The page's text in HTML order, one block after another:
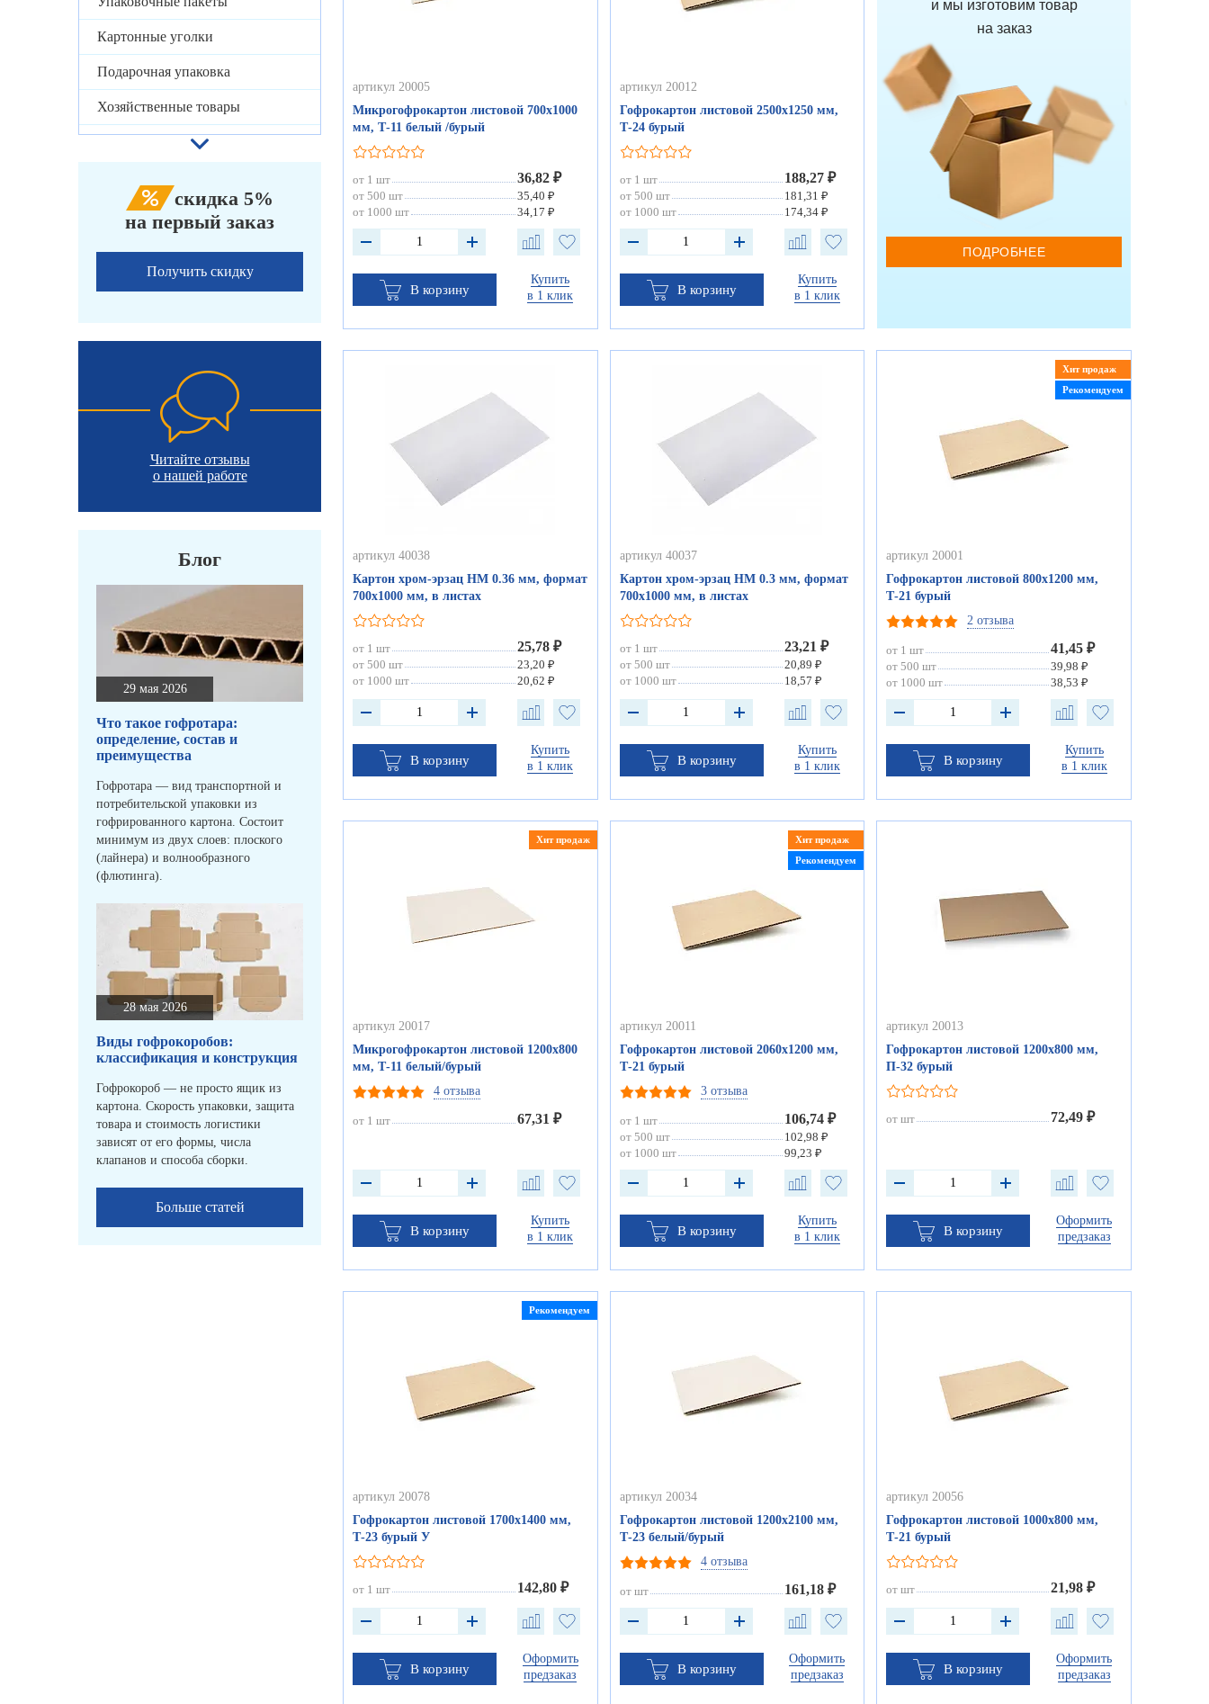
Картонные уголки
Подарочная упаковка
Хозяйственные товары
скидка 5%
на первый заказ
Получить скидку
Читайте отзывы
о нашей работе
Блог
29 мая 2026
Что такое гофротара:
определение, состав и
преимущества
Гофротара — вид транспортной и
потребительской упаковки из
гофрированного картона. Состоит
минимум из двух слоев: плоского
(лайнера) и волнообразного
(флютинга).
28 мая 2026
Виды гофрокоробов:
классификация и конструкция
Гофрокороб — не просто ящик из
картона. Скорость упаковки, защита
товара и стоимость логистики
зависят от его формы, числа
клапанов и способа сборки.
Больше статей
артикул 20005
Микрогофрокартон листовой 700х1000
мм, Т-11 белый /бурый
от 1 шт 36,82 ₽
от 500 шт
35,40 ₽
от 1000 шт
34,17 ₽
В корзину
Купить
в 1 клик
артикул 20012
Гофрокартон листовой 2500х1250 мм,
Т-24 бурый
от 1 шт 188,27 ₽
от 500 шт
181,31 ₽
от 1000 шт
174,34 ₽
В корзину
Купить
в 1 клик
и мы изготовим товар
на заказ
ПОДРОБНЕЕ
артикул 40038
Картон хром-эрзац НМ 0.36 мм, формат
700х1000 мм, в листах
от 1 шт 25,78 ₽
от 500 шт
23,20 ₽
от 1000 шт
20,62 ₽
В корзину
Купить
в 1 клик
артикул 40037
Картон хром-эрзац НМ 0.3 мм, формат
700х1000 мм, в листах
от 1 шт 23,21 ₽
от 500 шт
20,89 ₽
от 1000 шт
18,57 ₽
В корзину
Купить
в 1 клик
Хит продаж
Рекомендуем
артикул 20001
Гофрокартон листовой 800х1200 мм,
Т-21 бурый
2 отзыва
от 1 шт 41,45 ₽
от 500 шт
39,98 ₽
от 1000 шт
38,53 ₽
В корзину
Купить
в 1 клик
Хит продаж
артикул 20017
Микрогофрокартон листовой 1200х800
мм, Т-11 белый/бурый
4 отзыва
от 1 шт 67,31 ₽
В корзину
Купить
в 1 клик
Хит продаж
Рекомендуем
артикул 20011
Гофрокартон листовой 2060х1200 мм,
Т-21 бурый
3 отзыва
от 1 шт 106,74 ₽
от 500 шт
102,98 ₽
от 1000 шт
99,23 ₽
В корзину
Купить
в 1 клик
артикул 20013
Гофрокартон листовой 1200х800 мм,
П-32 бурый
от шт 72,49 ₽
В корзину
Оформить
предзаказ
Рекомендуем
артикул 20078
Гофрокартон листовой 1700х1400 мм,
Т-23 бурый У
от 1 шт 142,80 ₽
В корзину
Оформить
предзаказ
артикул 20034
Гофрокартон листовой 1200х2100 мм,
Т-23 белый/бурый
4 отзыва
от шт 161,18 ₽
В корзину
Оформить
предзаказ
артикул 20056
Гофрокартон листовой 1000х800 мм,
Т-21 бурый
от шт 21,98 ₽
В корзину
Оформить
предзаказ